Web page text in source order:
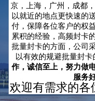
京，上海，广州，成都
以就近的地点更快速的
付，保障各位客户的权益
累积的经验，高频封卡
批量封卡的方面，公司
以有效的规避批量封卡
作，诚信至上，努力做
服务
欢迎有需求的各